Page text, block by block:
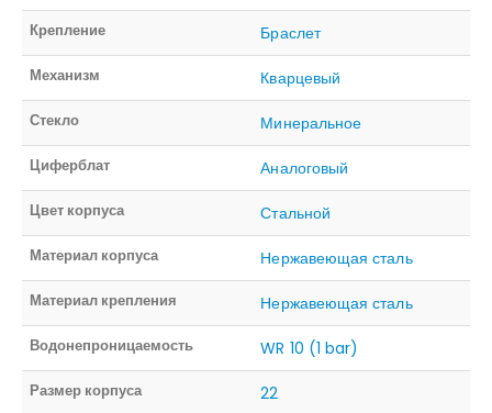
Крепление Браслет
Механизм Кварцевый
Стекло Минеральное
Циферблат Аналоговый
Цвет корпуса Стальной
Материал корпуса Нержавеющая сталь
Материал крепления Нержавеющая сталь
Водонепроницаемость WR 10 (1 bar)
Размер корпуса 22